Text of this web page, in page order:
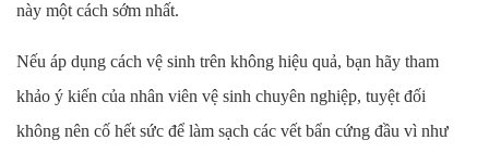
này một cách sớm nhất.
Nếu áp dụng cách vệ sinh trên không hiệu quả, bạn hãy tham
khảo ý kiến của nhân viên vệ sinh chuyên nghiệp, tuyệt đối
không nên cố hết sức để làm sạch các vết bẩn cứng đầu vì như